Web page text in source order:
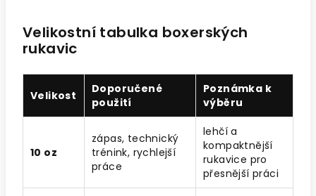
Velikostní tabulka boxerských
rukavic
Velikost
Doporučené
použití
Poznámka k
výběru
10 oz
zápas, technický
trénink, rychlejší
práce
lehčí a
kompaktnější
rukavice pro
přesnější práci